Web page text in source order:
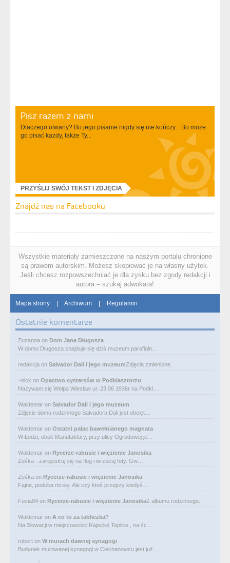
Pisz razem z nami
Dlaczego otwarty? Bo jego pisanie nigdy się nie kończy... Bo może
go pisać każdy, także Ty...
PRZYŚLIJ SWÓJ TEKST I ZDJĘCIA
Znajdź nas na Facebooku
Wszystkie materiały zamieszczone na naszym portalu chronione
są prawem autorskim. Możesz skopiować je na własny użytek.
Jeśli chcesz rozpowszechniać je dla zysku bez zgody redakcji i
autora – szukaj adwokata!
Mapa strony | Archiwum | Regulamin
Ostatnie komentarze
Zuzanna on Dom Jana Długosza
W domu Długosza znajduje się dziś muzeum parafialn…
redakcja on Salvador Dali i jego muzeumZdjęcia zmienione.
~nick on Opactwo cystersów w Podklasztorzu
Nazywam się Wełpa Wiesław ur. 23 06 1936r na Podkl…
Waldemar on Salvador Dali i jego muzeum
Zdjęcie domu rodzinnego Salvadora Dali jest obcięt…
Waldemar on Ostatni pałac bawełnianego magnata
W Łodzi, obok Manufaktury, przy ulicy Ogrodowej je…
Waldemar on Rycerze-rabusie i więzienie Janosika
Zośka - zarejestruj się na flog i wrzucaj foty. Gw…
Zośka on Rycerze-rabusie i więzienie Janosika
Fajne, podoba mi się. Ale czy ktoś przejrzy kiedyś…
Fusia84 on Rycerze-rabusie i więzienie JanosikaZ albumu rodzinnego.
Waldemar on A co to za tabliczka?
Na Słowacji w miejscowości Rajecké Teplice , na śc…
robert on W murach dawnej synagogi
Budynek murowanej synagogi w Ciechanowcu jest już…